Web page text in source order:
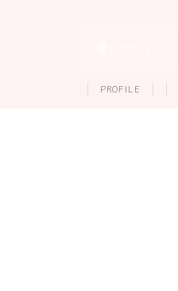
PROFILE